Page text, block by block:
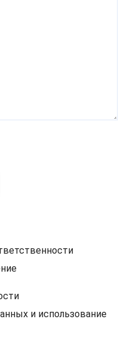
и использование